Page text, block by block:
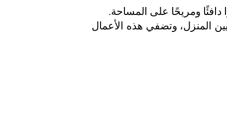
دافئًا ومريحًا على المساحة.
المنزل، وتضفي هذه الأعمال